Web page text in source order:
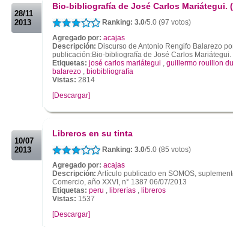
28/11
2013
Bio-bibliografía de José Carlos Mariátegui.
Ranking: 3.0/5.0 (97 votos)
Agregado por: acajas
Descripción: Discurso de Antonio Rengifo Balarezo
publicación:Bio-bibliografía de José Carlos Mariátegui.
Etiquetas: josé carlos mariátegui guillermo rouillon
balarezo
biobibliografía
Vistas: 2814
[Descargar]
10/07
2013
Libreros en su tinta
Ranking: 3.0/5.0 (85 votos)
Agregado por: acajas
Descripción: Artículo publicado en SOMOS,
Comercio, año XXVI, n° 1387 06/07/2013
Etiquetas: peru librerías
libreros
Vistas: 1537
[Descargar]